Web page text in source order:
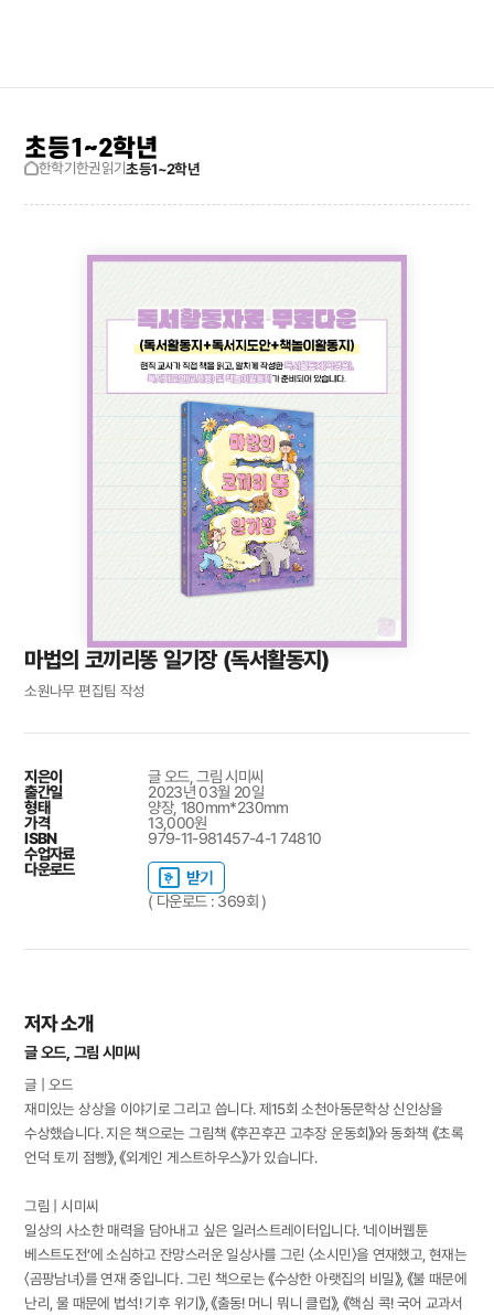
초등1~2학년
한학기한권읽기초등1~2학년
마법의 코끼리똥 일기장 (독서활동지)
소원나무 편집팀 작성
지은이 글 오드, 그림 시미씨
출간일 2023년 03월 20일
형태 양장, 180mm*230mm
가격 13,000원
ISBN 979-11-981457-4-1 74810
수업자료
다운로드
( 다운로드 : 369회 )
저자 소개
글 오드, 그림 시미씨
글 | 오드
재미있는 상상을 이야기로 그리고 씁니다. 제15회 소천아동문학상 신인상을
수상했습니다. 지은 책으로는 그림책 《후끈후끈 고추장 운동회》와 동화책 《초록
언덕 토끼 점빵》, 《외계인 게스트하우스》가 있습니다.
그림 | 시미씨
일상의 사소한 매력을 담아내고 싶은 일러스트레이터입니다. ‘네이버웹툰
베스트도전’에 소심하고 잔망스러운 일상사를 그린 〈소시민〉을 연재했고, 현재는
〈곰팡남녀〉를 연재 중입니다. 그린 책으로는 《수상한 아랫집의 비밀》, 《불 때문에
난리, 물 때문에 법석! 기후 위기》, 《출동! 머니 뭐니 클럽》, 《핵심 콕! 국어 교과서